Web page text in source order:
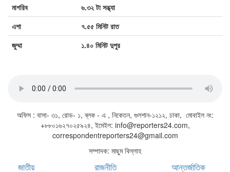
মাগরিব
৬.৩২ টা সন্ধ্যা
এশা
৭.৫৫ মিনিট রাত
জুম্মা
১.৪০ মিনিট দুপুর
অফিস : বাসা- ৩১, রোড- ১, ব্লক - এ , নিকেতন, গুলশান-১২১২, ঢাকা, মোবাইল নং:
+৮৮০১৬২৭০২৫৯২৪, ইমেইল: info@reporters24.com,
correspondentreporters24@gmail.com
সম্পাদক: মাছুম বিল্লাহ
জাতীয় রাজনীতি আন্তর্জাতিক